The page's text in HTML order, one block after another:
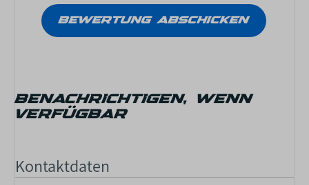
BENACHRICHTIGEN, WENN
VERFÜGBAR
Kontaktdaten